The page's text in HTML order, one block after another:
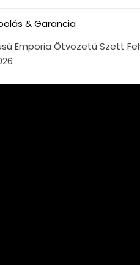
& Garancia
Emporia Ötvözetű Szett